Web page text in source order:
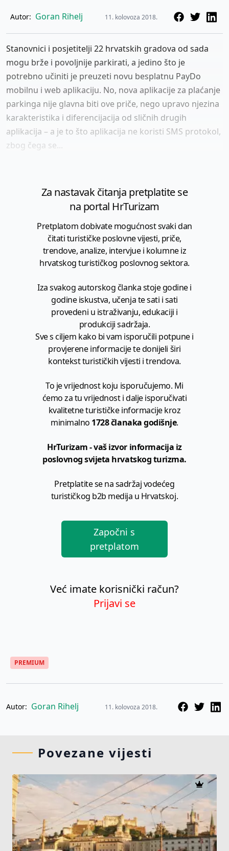
Autor: Goran Rihelj 11. kolovoza 2018.
Stanovnici i posjetitelji 22 hrvatskih gradova od sada
mogu brže i povoljnije parkirati, a jedino što je
potrebno učiniti je preuzeti novu besplatnu PayDo
mobilnu i web aplikaciju. No, nova aplikacije za plaćanje
parkinga nije glavna biti ove priče, nego upravo njezina
karakteristika i diferencijacija od sličnih drugih
aplikacija – a je to što aplikacija ne koristi SMS protokol,
zbog čega se...
Za nastavak čitanja pretplatite se
na portal HrTurizam
Pretplatom dobivate mogućnost svaki dan
čitati turističke poslovne vijesti, priče,
trendove, analize, intervjue i kolumne iz
hrvatskog turističkog poslovnog sektora.
Iza svakog autorskog članka stoje godine i
godine iskustva, učenja te sati i sati
provedeni u istraživanju, edukaciji i
produkciji sadržaja.
Sve s ciljem kako bi vam isporučili potpune i
provjerene informacije te donijeli širi
kontekst turističkih vijesti i trendova.
To je vrijednost koju isporučujemo. Mi
ćemo za tu vrijednost i dalje isporučivati
kvalitetne turističke informacije kroz
minimalno 1728 članaka godišnje.
HrTurizam - vaš izvor informacija iz
poslovnog svijeta hrvatskog turizma.
Pretplatite se na sadržaj vodećeg
turističkog b2b medija u Hrvatskoj.
Započni s
pretplatom
Već imate korisnički račun?
Prijavi se
PREMIUM
Autor: Goran Rihelj 11. kolovoza 2018.
Povezane vijesti